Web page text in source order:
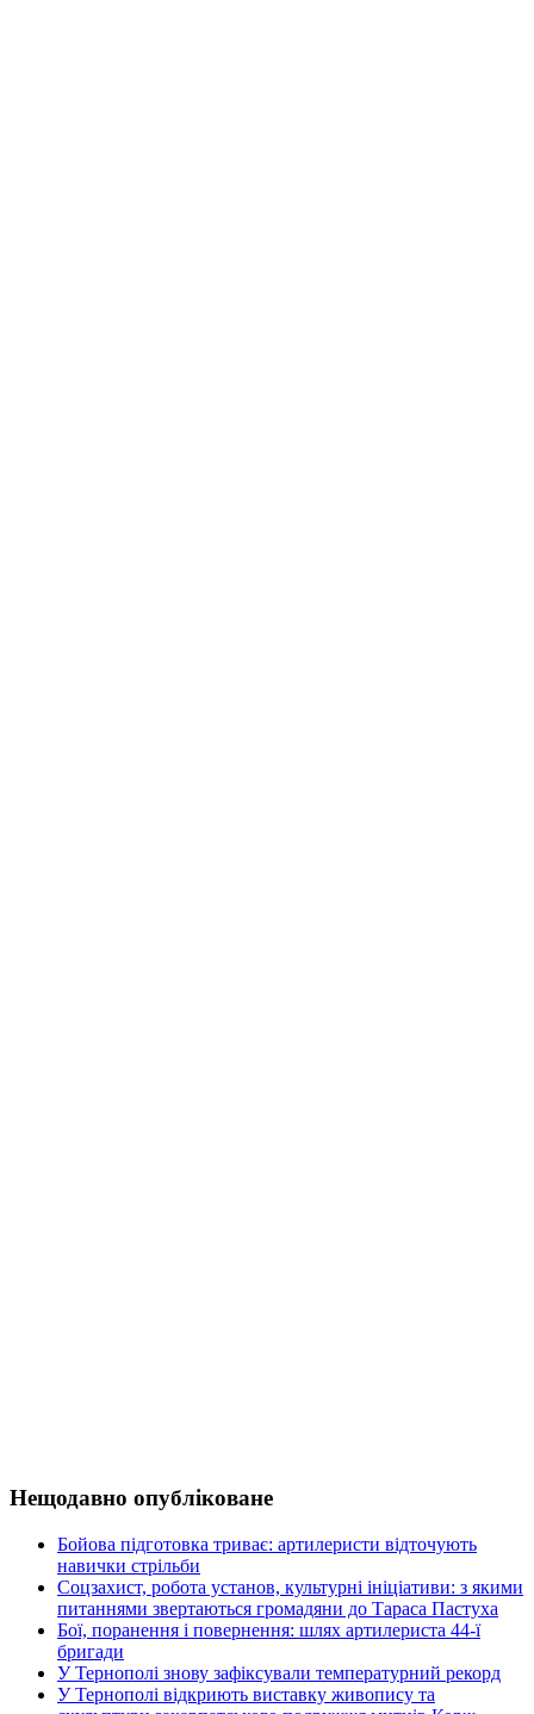
Нещодавно опубліковане
Бойова підготовка триває: артилеристи відточують
навички стрільби
Соцзахист, робота установ, культурні ініціативи: з якими
питаннями звертаються громадяни до Тараса Пастуха
Бої, поранення і повернення: шлях артилериста 44-ї
бригади
У Тернополі знову зафіксували температурний рекорд
У Тернополі відкриють виставку живопису та